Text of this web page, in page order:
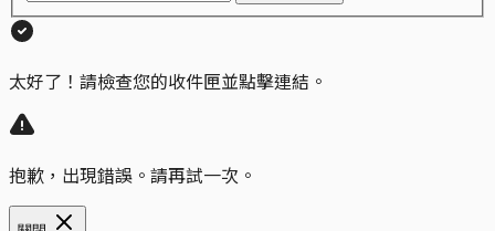
太好了！請檢查您的收件匣並點擊連結。
抱歉，出現錯誤。請再試一次。